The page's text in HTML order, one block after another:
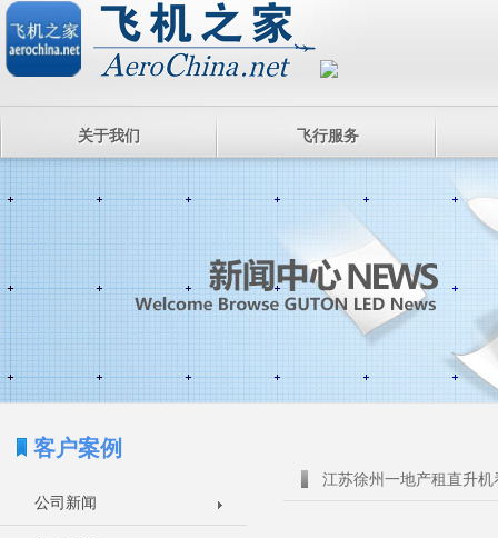
关于我们 飞行服务
客户案例
公司新闻
江苏徐州一地产租直升机